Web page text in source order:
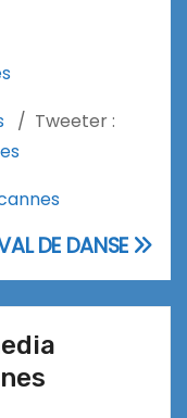
/ Tweeter :
DE DANSE